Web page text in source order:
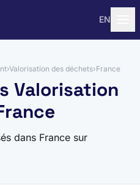
EN
›Valorisation des déchets›France
Valorisation
dans France sur